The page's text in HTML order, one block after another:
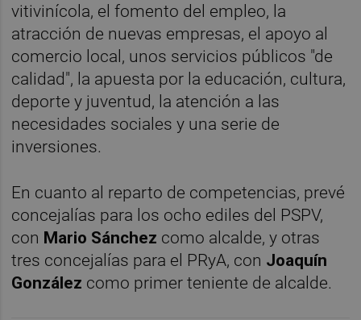
vitivinícola, el fomento del empleo, la
atracción de nuevas empresas, el apoyo al
comercio local, unos servicios públicos "de
calidad", la apuesta por la educación, cultura,
deporte y juventud, la atención a las
necesidades sociales y una serie de
inversiones.
En cuanto al reparto de competencias, prevé
concejalías para los ocho ediles del PSPV,
con Mario Sánchez como alcalde, y otras
tres concejalías para el PRyA, con Joaquín
González como primer teniente de alcalde.